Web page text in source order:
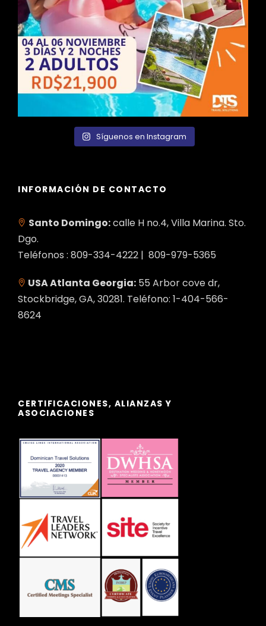
Síguenos en Instagram
INFORMACIÓN DE CONTACTO
Santo Domingo:calle H no.4, Villa Marina. Sto.
Dgo.
Teléfonos : 809-334-4222 | 809-979-5365
USA Atlanta Georgia: 55 Arbor cove dr,
Stockbridge, GA, 30281. Teléfono: 1-404-566-
8624
CERTIFICACIONES, ALIANZAS Y
ASOCIACIONES